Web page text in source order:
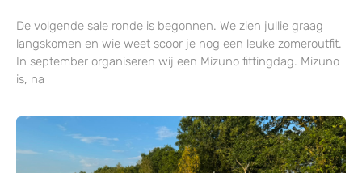
De volgende sale ronde is begonnen. We zien jullie graag
langskomen en wie weet scoor je nog een leuke zomeroutfit.
In september organiseren wij een Mizuno fittingdag. Mizuno
is, na